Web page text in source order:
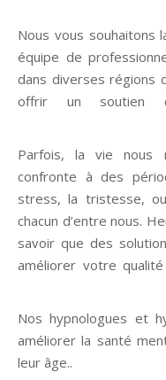
Nous vous souhaitons
équipe de
dans diverses régions
offrir un soutien
Parfois, la vie nous
confronte à des
stress, la tristesse,
chacun d’entre nous.
savoir que des
améliorer votre
Nos hypnologues et
améliorer la santé
leur âge..